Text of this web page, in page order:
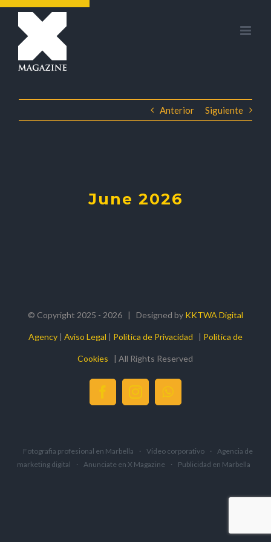
Saltar
contenido
Anterior Siguiente
June 2026
© Copyright 2025 - 2026 | Designed by KKTWA Digital
Agency| Aviso Legal | Política de Privacidad | Politica de
Cookies | All Rights Reserved
Fotografia profesional en Marbella · Video corporativo ·
Agencia de
marketing digital
· Anunciate en X Magazine · Publicidad en Marbella